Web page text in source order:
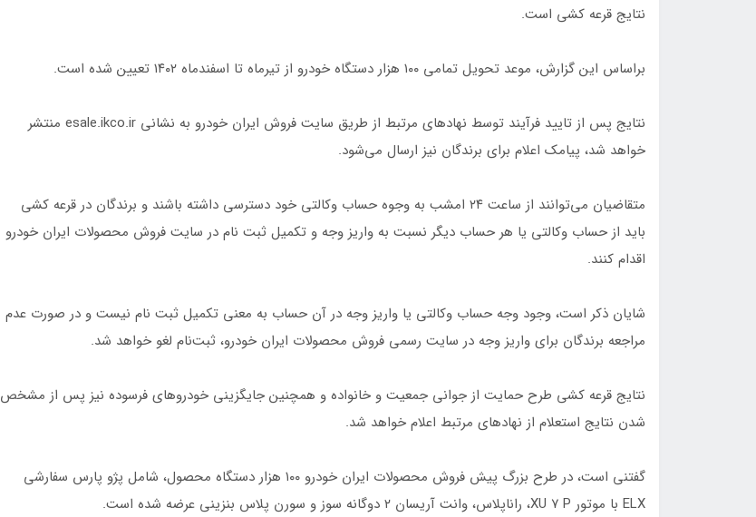
نتایج قرعه کشی است.
براساس این گزارش، موعد تحویل تمامی ۱۰۰ هزار دستگاه خودرو از تیرماه تا اسفندماه ۱۴۰۲ تعیین شده است.
نتایج پس از تایید فرآیند توسط نهادهای مرتبط از طریق سایت فروش ایران خودرو به نشانی esale.ikco.ir منتشر
خواهد شد، پیامک اعلام برای برندگان نیز ارسال می‌شود.
متقاضیان می‌توانند از ساعت ۲۴ امشب به وجوه حساب وکالتی خود دسترسی داشته باشند و برندگان در قرعه کشی
باید از حساب وکالتی یا هر حساب دیگر نسبت به واریز وجه و تکمیل ثبت نام در سایت فروش محصولات ایران خودرو
اقدام کنند.
شایان ذکر است، وجود وجه حساب وکالتی یا واریز وجه در آن حساب به معنی تکمیل ثبت نام نیست و در صورت عدم
مراجعه برندگان برای واریز وجه در سایت رسمی فروش محصولات ایران خودرو، ثبت‌نام لغو خواهد شد.
نتایج قرعه کشی طرح حمایت از جوانی جمعیت و خانواده و همچنین جایگزینی خودروهای فرسوده نیز پس از مشخص
شدن نتایج استعلام از نهادهای مرتبط اعلام خواهد شد.
گفتنی است، در طرح بزرگ پیش فروش محصولات ایران خودرو ۱۰۰ هزار دستگاه محصول، شامل پژو پارس سفارشی
ELX با موتور XU ۷ P، راناپلاس، وانت آریسان ۲ دوگانه سوز و سورن پلاس بنزینی عرضه شده است.